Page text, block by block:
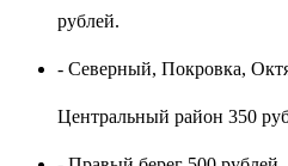
рублей.
- Северный, Покровка,
Центральный район 350